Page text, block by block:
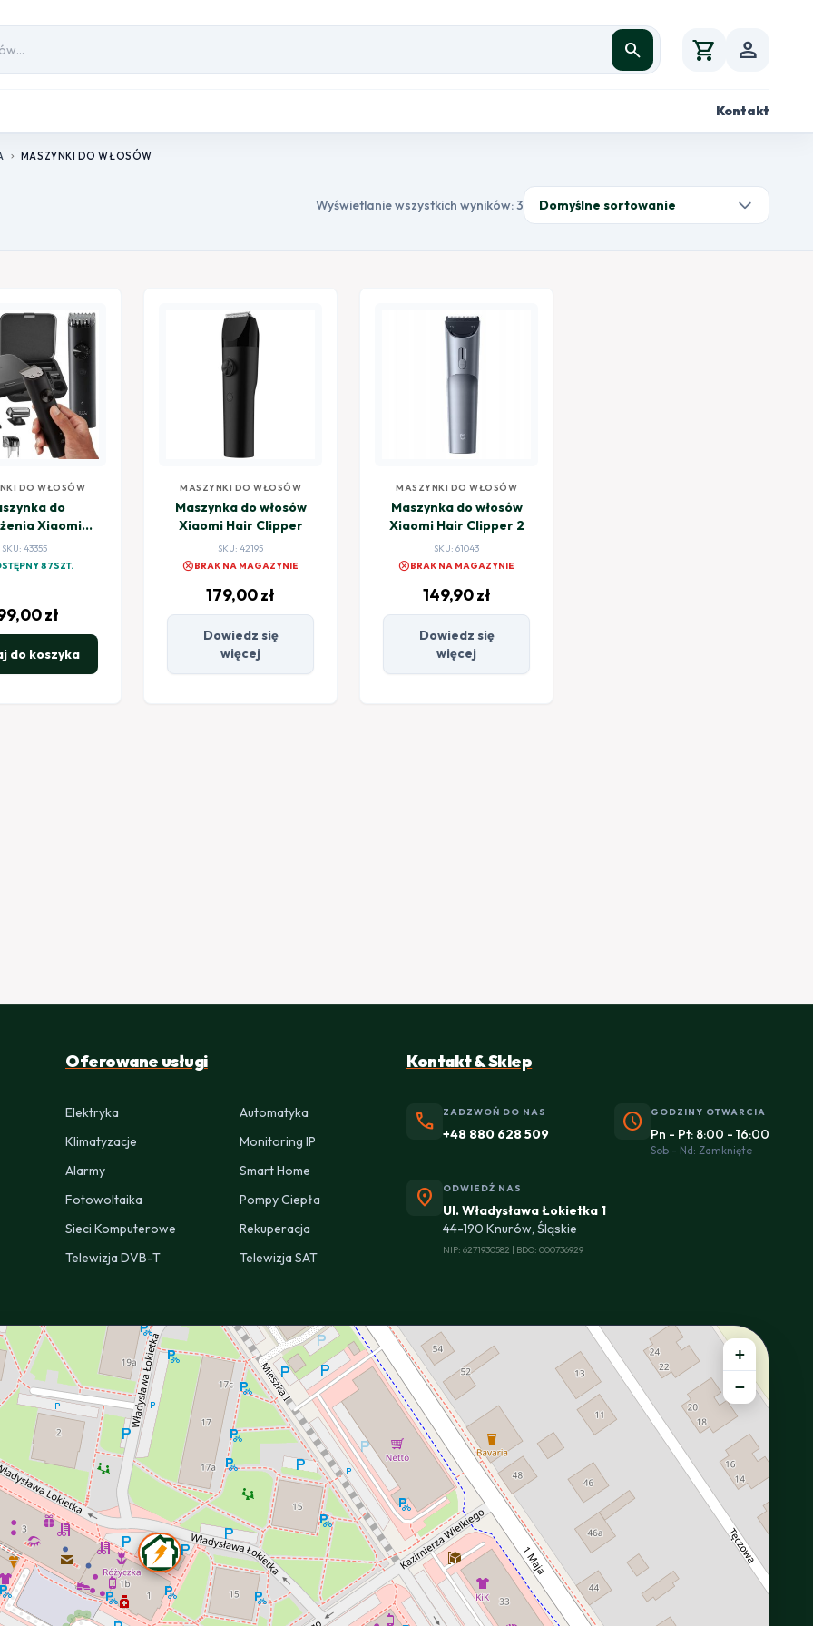
search shopping_cart person
Kontakt
chevron_right MASZYNKI DO WŁOSÓW
Wyświetlanie wszystkich wyników: 3
DO WŁOSÓW
do
Xiaomi
Kit Pro
SKU: 43355
87SZT.
zł
do koszyka
MASZYNKI DO WŁOSÓW
Maszynka do włosów
Xiaomi Hair Clipper
SKU: 42195
cancelBRAK NA MAGAZYNIE
179,00zł
Dowiedz się
więcej
MASZYNKI DO WŁOSÓW
Maszynka do włosów
Xiaomi Hair Clipper 2
SKU: 61043
cancelBRAK NA MAGAZYNIE
149,90zł
Dowiedz się
więcej
Oferowane usługi
Elektryka
Automatyka
Klimatyzacje
Monitoring IP
Alarmy
Smart Home
Fotowoltaika
Pompy Ciepła
Sieci Komputerowe
Rekuperacja
Telewizja DVB-T
Telewizja SAT
Kontakt & Sklep
phone ZADZWOŃ DO NAS
+48 880 628 509 schedule GODZINY OTWARCIA
Pn - Pt: 8:00 - 16:00
Sob - Nd: Zamknięte
location_on ODWIEDŹ NAS
Ul. Władysława Łokietka 1
44-190 Knurów, Śląskie
NIP: 6271930582 | BDO: 000736929
+
−